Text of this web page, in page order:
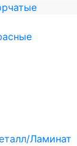
Ламинат